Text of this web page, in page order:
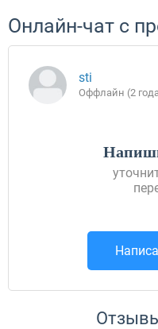
Онлайн-чат с
sti
Оффлайн (2